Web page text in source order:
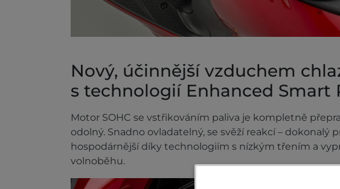
Nový, účinnější vzduchem
s technologií Enhanced Smart
Motor SOHC se vstřikováním paliva je kompletně
odolný. Snadno ovladatelný, se svěží reakcí – dokonalý
hospodárnější díky technologiím s nízkým třením a
volnoběhu.